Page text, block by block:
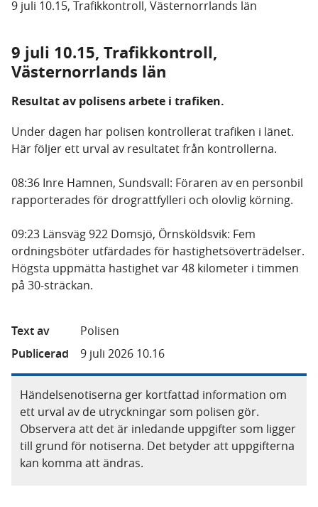
9 juli 10.15, Trafikkontroll, Västernorrlands län
9 juli 10.15, Trafikkontroll,
Västernorrlands län
Resultat av polisens arbete i trafiken.
Under dagen har polisen kontrollerat trafiken i länet.
Här följer ett urval av resultatet från kontrollerna.
08:36 Inre Hamnen, Sundsvall: Föraren av en personbil
rapporterades för drograttfylleri och olovlig körning.
09:23 Länsväg 922 Domsjö, Örnsköldsvik: Fem
ordningsböter utfärdades för hastighetsöverträdelser.
Högsta uppmätta hastighet var 48 kilometer i timmen
på 30-sträckan.
Text av
Polisen
Publicerad
9 juli 2026 10.16
Händelsenotiserna ger kortfattad information om
ett urval av de utryckningar som polisen gör.
Observera att det är inledande uppgifter som ligger
till grund för notiserna. Det betyder att uppgifterna
kan komma att ändras.